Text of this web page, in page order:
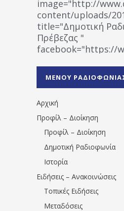
image="http://
content/uploads/
title="Δημοτική
Πρέβεζας "
facebook="https://
1531194763766854/
ΜΕΝΟΥ
Αρχική
Προφίλ – Διοίκηση
Προφίλ – Διοίκηση
Δημοτική Ραδιοφωνία
Ιστορία
Ειδήσεις – Ανακοινώσεις
Τοπικές Ειδήσεις
Μεταδόσεις